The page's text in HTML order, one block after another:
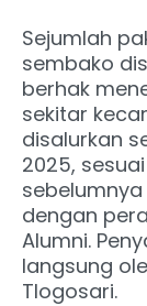
Sejumlah
sembako
berhak
sekitar
disalurkan
2025,
dengan
Alumni.
langsung
Tlogosari.